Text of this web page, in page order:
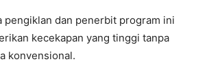
pengiklan dan penerbit program ini
kecekapan yang tinggi tanpa
konvensional.